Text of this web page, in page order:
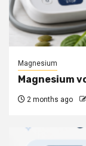
Magnesium
Magnesium
2 months ago